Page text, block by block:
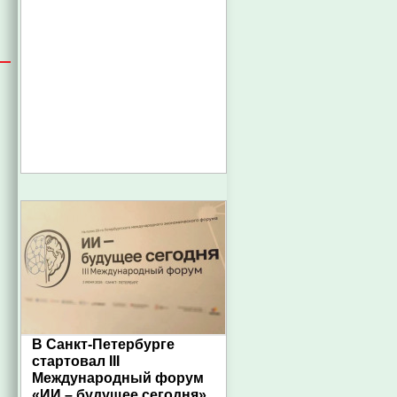
В Санкт-Петербурге
стартовал III
Международный форум